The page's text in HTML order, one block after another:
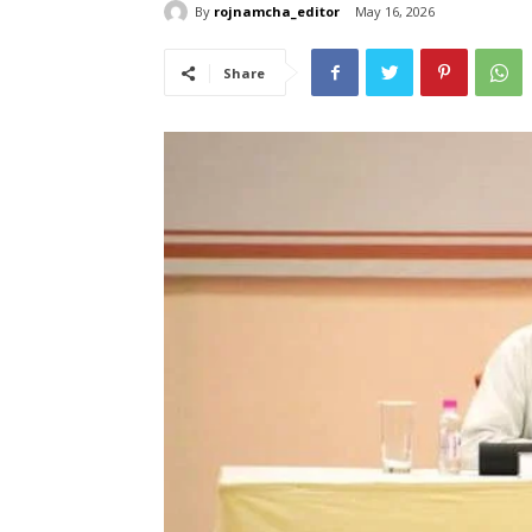
By rojnamcha_editor May 16, 2026
Share